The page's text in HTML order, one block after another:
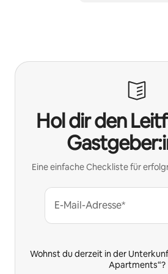
Hol dir den
Eine einfache Checkliste für
E-Mail-Adresse*
Wohnst du derzeit in der
Apartments“?